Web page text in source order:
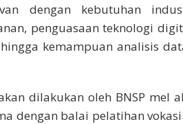
dengan kebutuhan
penguasaan teknologi
kemampuan analisis
dilakukan oleh BNSP mel
dengan balai pelatihan